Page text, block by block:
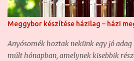
Meggybor készítése házilag – házi
Anyósomék hoztak nekünk egy jó adag
múlt hónapban, amelynek kisebbik